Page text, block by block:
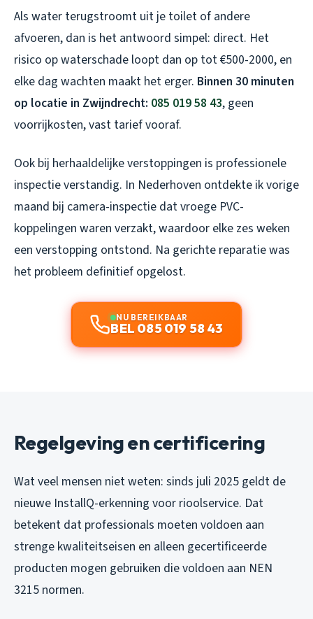
Als water terugstroomt uit je toilet of andere
afvoeren, dan is het antwoord simpel: direct. Het
risico op waterschade loopt dan op tot €500-2000, en
elke dag wachten maakt het erger. Binnen 30 minuten
op locatie in Zwijndrecht: 085 019 58 43, geen
voorrijkosten, vast tarief vooraf.
Ook bij herhaaldelijke verstoppingen is professionele
inspectie verstandig. In Nederhoven ontdekte ik vorige
maand bij camera-inspectie dat vroege PVC-
koppelingen waren verzakt, waardoor elke zes weken
een verstopping ontstond. Na gerichte reparatie was
het probleem definitief opgelost.
NU BEREIKBAAR
BEL 085 019 58 43
Regelgeving en certificering
Wat veel mensen niet weten: sinds juli 2025 geldt de
nieuwe InstallQ-erkenning voor rioolservice. Dat
betekent dat professionals moeten voldoen aan
strenge kwaliteitseisen en alleen gecertificeerde
producten mogen gebruiken die voldoen aan NEN
3215 normen.